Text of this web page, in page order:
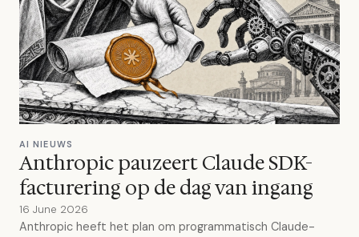
AI NIEUWS
Anthropic pauzeert Claude SDK-
facturering op de dag van ingang
16 June 2026
Anthropic heeft het plan om programmatisch Claude-